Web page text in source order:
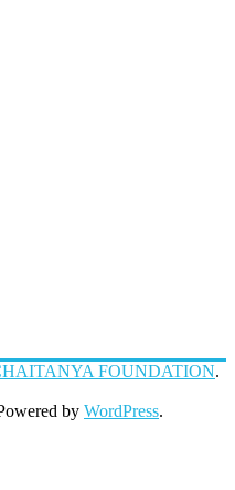
FOUNDATION.
by WordPress.